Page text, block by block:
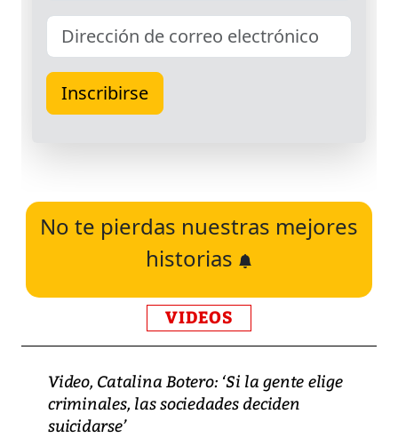
No te pierdas nuestras mejores
historias
VIDEOS
Video, Catalina Botero: ‘Si la gente elige
criminales, las sociedades deciden
suicidarse’